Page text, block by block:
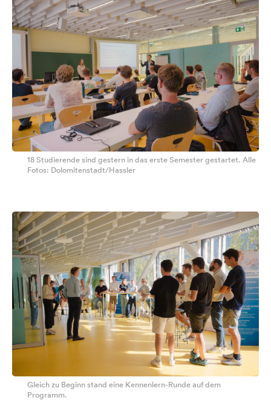
18 Studierende sind gestern in das erste Semester gestartet. Alle
Fotos: Dolomitenstadt/Hassler
Gleich zu Beginn stand eine Kennenlern-Runde auf dem
Programm.